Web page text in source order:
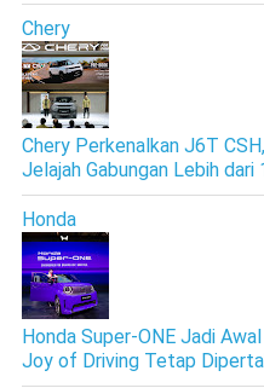
Chery
Chery Perkenalkan J6T
Jelajah Gabungan Lebih dari
Honda
Honda Super-ONE Jadi
Joy of Driving Tetap